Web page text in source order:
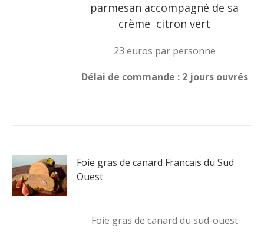
parmesan accompagné de sa
crème citron vert
23 euros par personne
Délai de commande : 2 jours ouvrés
Foie gras de canard Francais du Sud
Ouest
Foie gras de canard du sud-ouest